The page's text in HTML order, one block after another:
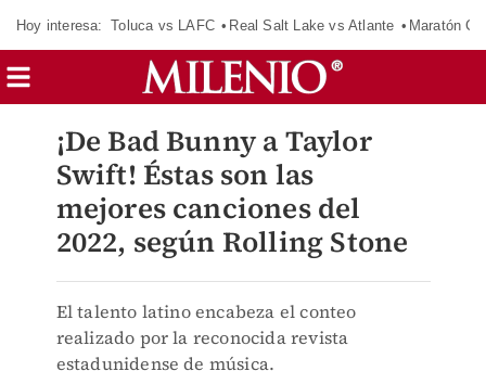
Hoy interesa: Toluca vs LAFC Real Salt Lake vs Atlante Maratón
¡De Bad Bunny a Taylor
Swift! Éstas son las
mejores canciones del
2022, según Rolling Stone
El talento latino encabeza el conteo
realizado por la reconocida revista
estadunidense de música.